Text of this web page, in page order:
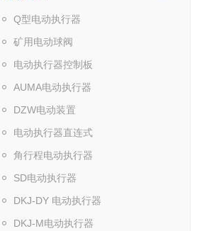
Q型电动执行器
矿用电动球阀
电动执行器控制板
AUMA电动执行器
DZW电动装置
电动执行器直连式
角行程电动执行器
SD电动执行器
DKJ-DY 电动执行器
DKJ-M电动执行器